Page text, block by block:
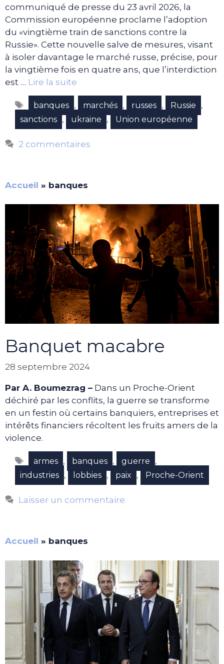
communiqué de presse du 23 avril 2026, la
Commission européenne proclame l’adoption
du «vingtième train de sanctions contre la
Russie». Cette nouvelle salve de mesures, visant
à isoler davantage le marché russe, précise, pour
la vingtième fois en quatre ans, que l’interdiction
est … Lire la suite
Étiquettes
banques , marchés , russes , Russie ,
sanctions , ukraine , Union européenne
2 commentaires
Accueil » banques
Banquet macabre
28 septembre 2024
Par A. Boumezrag – Dans un Proche-Orient
déchiré par les conflits, la guerre se transforme
en un festin où certains banquiers, entreprises et
intérêts financiers récoltent les fruits amers de la
violence.
Étiquettes
armes , banques , guerre ,
industries , lobbies , paix , Proche-Orient
Laisser un commentaire
Accueil » banques